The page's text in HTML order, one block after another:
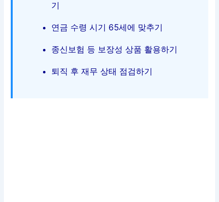
기
연금 수령 시기 65세에 맞추기
종신보험 등 보장성 상품 활용하기
퇴직 후 재무 상태 점검하기